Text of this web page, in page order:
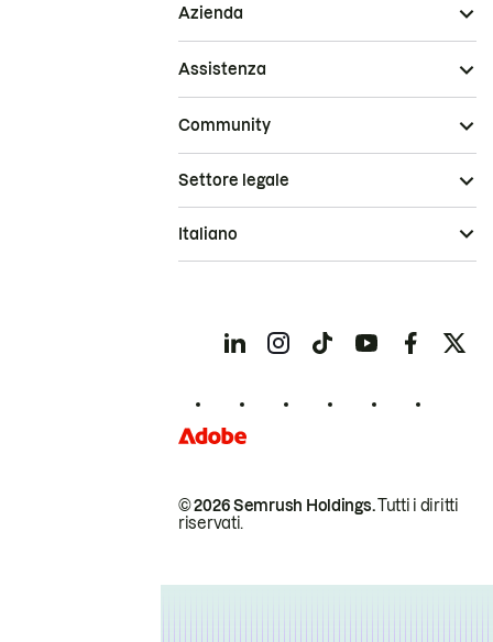
Azienda
Assistenza
Community
© 2026 Semrush Holdings.Tutti i diritti
riservati.
Settore legale
Italiano